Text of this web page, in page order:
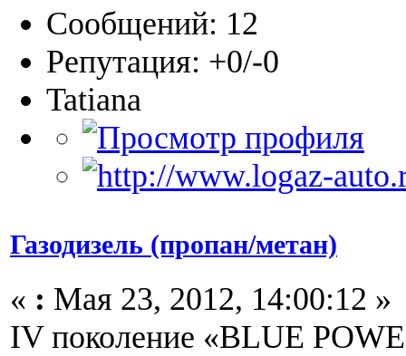
Сообщений: 12
Репутация: +0/-0
Tatiana
Газодизель (пропан/метан)
« : Мая 23, 2012, 14:00:12 »
IV поколение «BLUE